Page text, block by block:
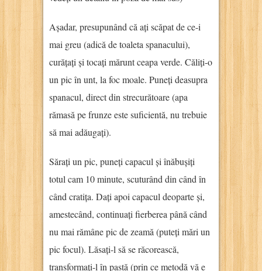
Așadar, presupunând că ați scăpat de ce-i
mai greu (adică de toaleta spanacului),
curățați și tocați mărunt ceapa verde. Căliți-o
un pic în unt, la foc moale. Puneți deasupra
spanacul, direct din strecurătoare (apa
rămasă pe frunze este suficientă, nu trebuie
să mai adăugați).
Sărați un pic, puneți capacul și înăbușiți
totul cam 10 minute, scuturând din când în
când cratița. Dați apoi capacul deoparte și,
amestecând, continuați fierberea până când
nu mai rămâne pic de zeamă (puteți mări un
pic focul). Lăsați-l să se răcorească,
transformați-l în pastă (prin ce metodă vă e